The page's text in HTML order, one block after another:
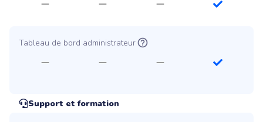
Tableau de bord administrateur
Support et formation